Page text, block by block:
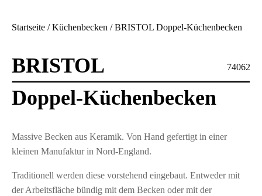
Startseite /Küchenbecken / BRISTOL Doppel-Küchenbecken
74062
BRISTOL
Doppel-Küchenbecken
Massive Becken aus Keramik. Von Hand gefertigt in einer
kleinen Manufaktur in Nord-England.
Traditionell werden diese vorstehend eingebaut. Entweder mit
der Arbeitsfläche bündig mit dem Becken oder mit der